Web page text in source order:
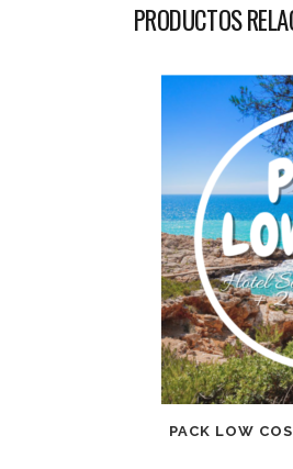
PRODUCTOS
PACK LOW